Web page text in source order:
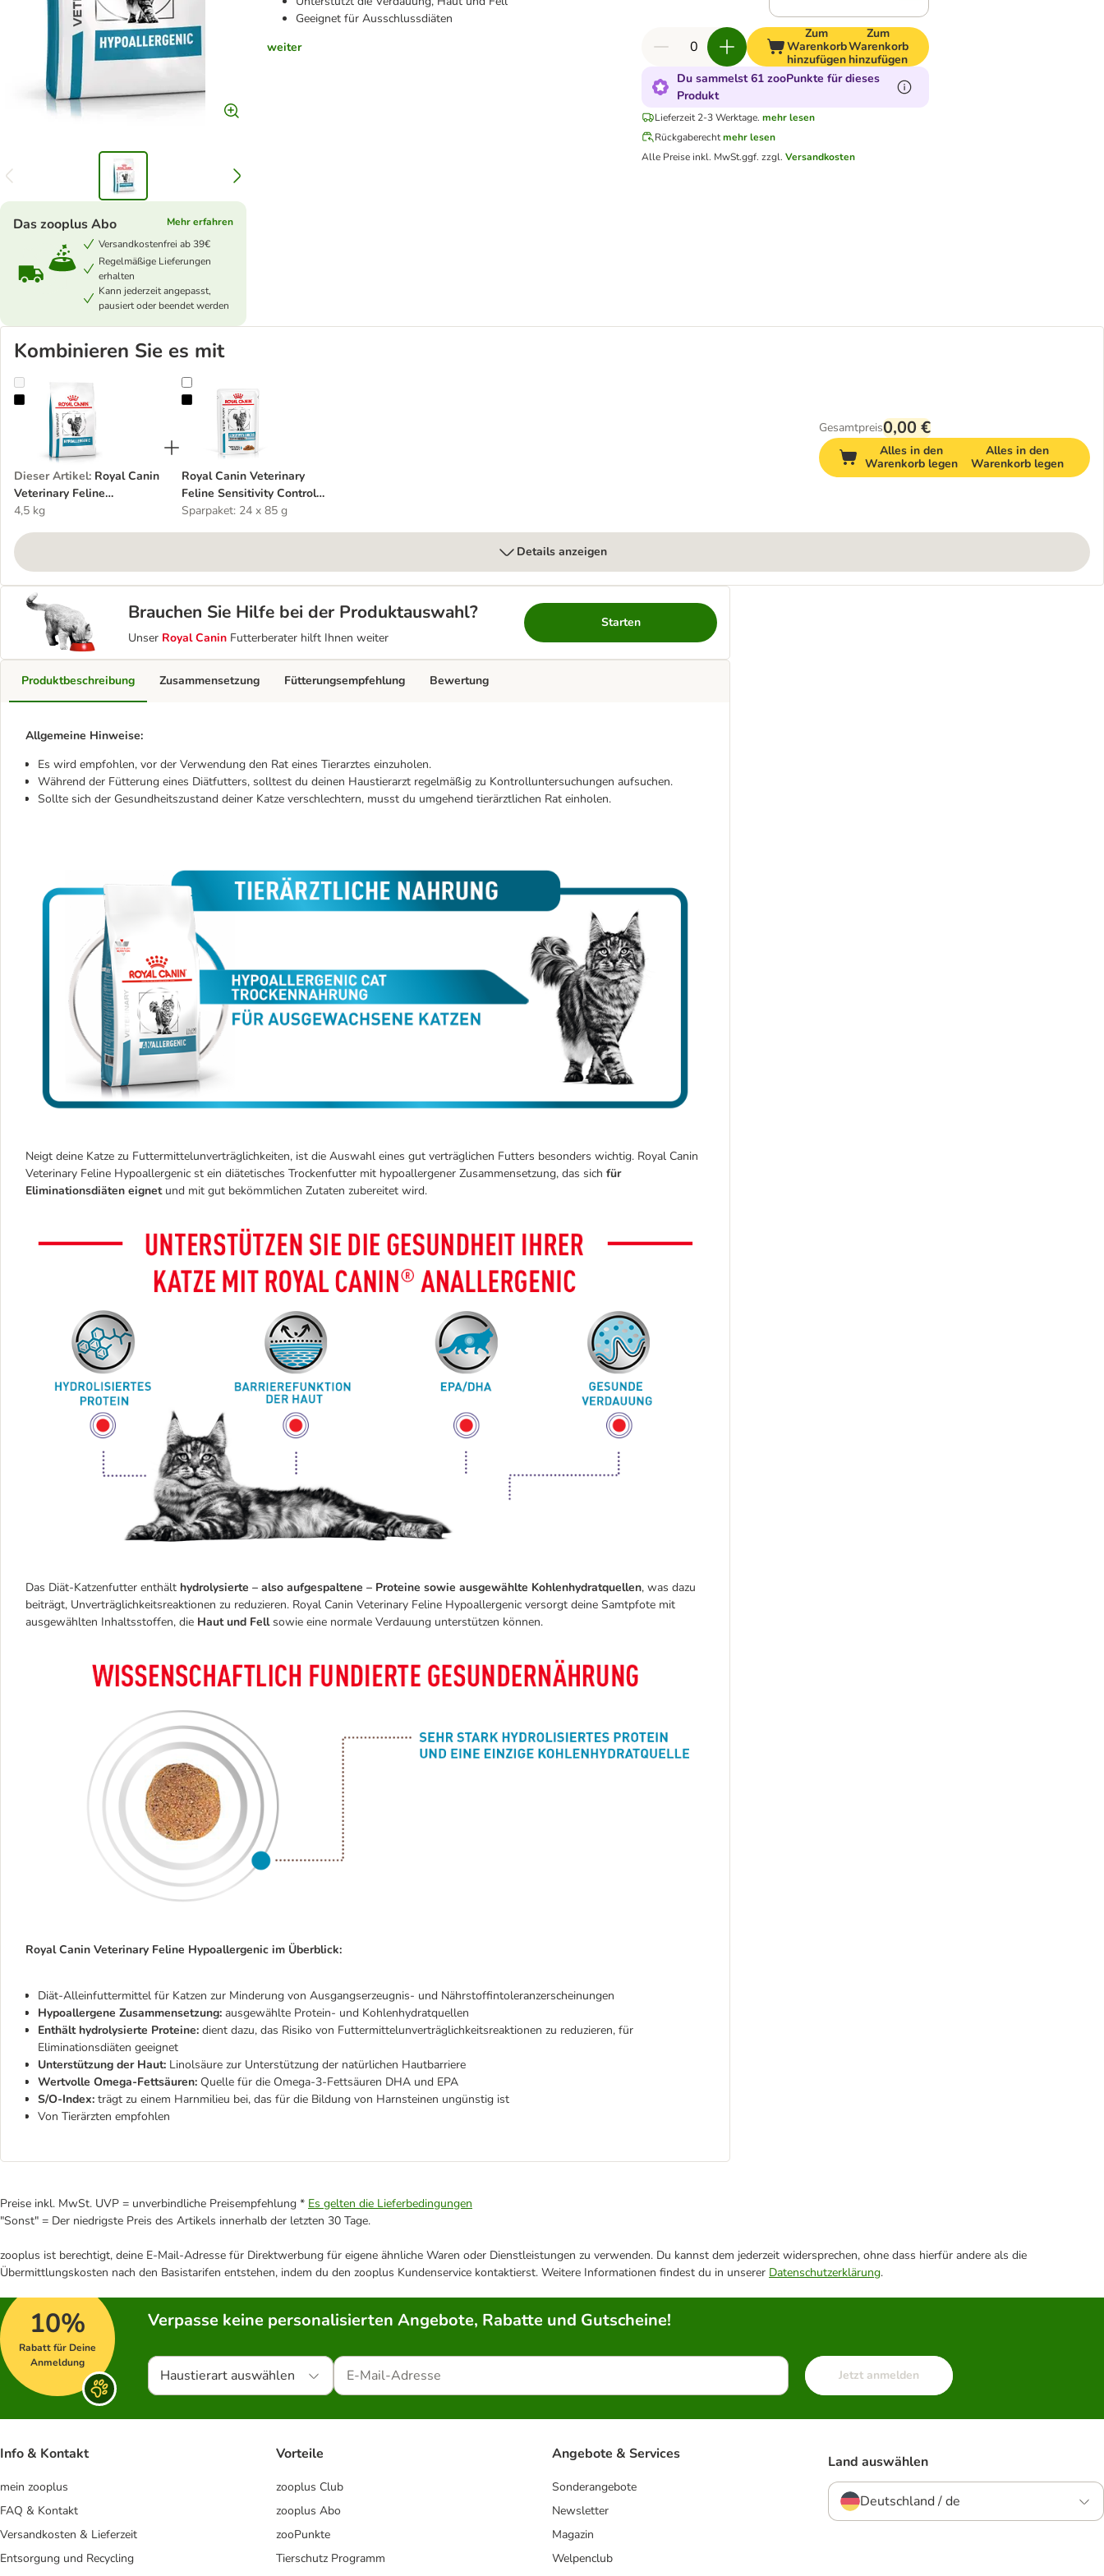
Geeignet für Ausschlussdiäten
weiter
Das zooplus Abo
Mehr erfahren
Versandkostenfrei ab 39€
Regelmäßige Lieferungen
erhalten
Kann jederzeit angepasst,
pausiert oder beendet werden
Zum
Warenkorb
hinzufügen
Zum
Warenkorb
hinzufügen
Du sammelst 61 zooPunkte für dieses
Produkt
Lieferzeit 2-3 Werktage. mehr lesen
Rückgaberecht mehr lesen
Alle Preise inkl. MwSt.ggf. zzgl. Versandkosten
Kombinieren Sie es mit
Royal Canin Veterinary Feline Hypoallergenic
Dieser Artikel: Royal Canin
Veterinary Feline
Hypoallergenic
4,5 kg
Royal Canin Veterinary Feline Sensitivity Control Huhn & Reis in Soße
Royal Canin Veterinary
Feline Sensitivity Control
Huhn & Reis in Soße
Sparpaket: 24 x 85 g
Gesamtpreis0,00 €
Alles in den
Warenkorb legen
Alles in den
Warenkorb legen
Details anzeigen
Brauchen Sie Hilfe bei der Produktauswahl?
Unser Royal Canin Futterberater hilft Ihnen weiter
Starten
Produktbeschreibung
Allgemeine Hinweise:
Es wird empfohlen, vor der Verwendung den Rat eines Tierarztes einzuholen.
Während der Fütterung eines Diätfutters, solltest du deinen Haustierarzt regelmäßig zu Kontrolluntersuchungen aufsuchen.
Sollte sich der Gesundheitszustand deiner Katze verschlechtern, musst du umgehend tierärztlichen Rat einholen.
Neigt deine Katze zu Futtermittelunverträglichkeiten, ist die Auswahl eines gut verträglichen Futters besonders wichtig. Royal Canin
Veterinary Feline Hypoallergenic st ein diätetisches Trockenfutter mit hypoallergener Zusammensetzung, das sich für
Eliminationsdiäten eignet und mit gut bekömmlichen Zutaten zubereitet wird.
Das Diät-Katzenfutter enthält hydrolysierte – also aufgespaltene – Proteine sowie ausgewählte Kohlenhydratquellen, was dazu
beiträgt, Unverträglichkeitsreaktionen zu reduzieren. Royal Canin Veterinary Feline Hypoallergenic versorgt deine Samtpfote mit
ausgewählten Inhaltsstoffen, die Haut und Fellsowie eine normale Verdauung unterstützen können.
Royal Canin Veterinary Feline Hypoallergenic im Überblick:
Diät-Alleinfuttermittel für Katzen zur Minderung von Ausgangserzeugnis- und Nährstoffintoleranzerscheinungen
Hypoallergene Zusammensetzung: ausgewählte Protein- und Kohlenhydratquellen
Enthält hydrolysierte Proteine: dient dazu, das Risiko von Futtermittelunverträglichkeitsreaktionen zu reduzieren, für
Eliminationsdiäten geeignet
Unterstützung der Haut: Linolsäure zur Unterstützung der natürlichen Hautbarriere
Wertvolle Omega-Fettsäuren: Quelle für die Omega-3-Fettsäuren DHA und EPA
S/O-Index: trägt zu einem Harnmilieu bei, das für die Bildung von Harnsteinen ungünstig ist
Von Tierärzten empfohlen
Zusammensetzung Fütterungsempfehlung Bewertung
Preise inkl. MwSt. UVP = unverbindliche Preisempfehlung * Es gelten die Lieferbedingungen
"Sonst" = Der niedrigste Preis des Artikels innerhalb der letzten 30 Tage.
zooplus ist berechtigt, deine E-Mail-Adresse für Direktwerbung für eigene ähnliche Waren oder Dienstleistungen zu verwenden. Du kannst dem jederzeit widersprechen, ohne dass hierfür andere als die
Übermittlungskosten nach den Basistarifen entstehen, indem du den zooplus Kundenservice kontaktierst. Weitere Informationen findest du in unserer Datenschutzerklärung.
10%
Rabatt für Deine
Anmeldung
Verpasse keine personalisierten Angebote, Rabatte und Gutscheine!
Haustierart auswählen Jetzt anmelden
Info & Kontakt
mein zooplus
FAQ & Kontakt
Versandkosten & Lieferzeit
Entsorgung und Recycling
Vorteile
zooplus Club
zooplus Abo
zooPunkte
Tierschutz Programm
Angebote & Services
Sonderangebote
Newsletter
Magazin
Welpenclub
Land auswählen
Deutschland / de